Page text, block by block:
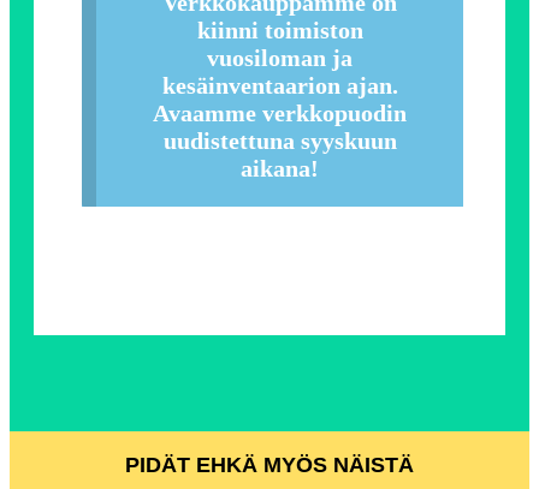
kiinni toimiston
vuosiloman ja
kesäinventaarion ajan.
Avaamme verkkopuodin
uudistettuna syyskuun
aikana!
PIDÄT EHKÄ MYÖS NÄISTÄ